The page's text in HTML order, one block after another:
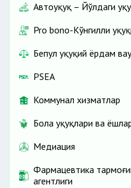
Автоҳуқуқ – Йўлдаги
Pro bono-Кўнгилли
Бепул ҳуқуқий ёрдам
PSEA
Коммунал хизматлар
Бола ҳуқуқлари ва
Медиация
Фармацевтика
агентлиги